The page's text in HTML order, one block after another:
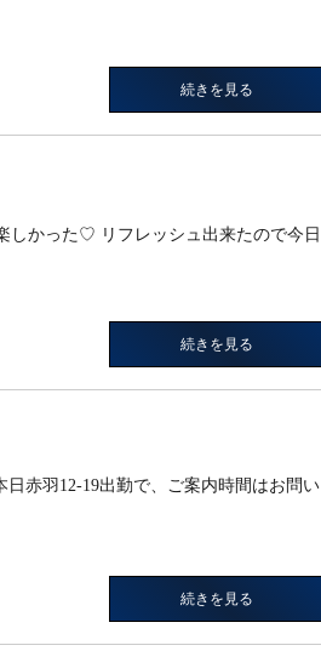
続きを見る
しかった♡ リフレッシュ出来たので今日
続きを見る
赤羽12-19出勤で、ご案内時間はお問い
続きを見る